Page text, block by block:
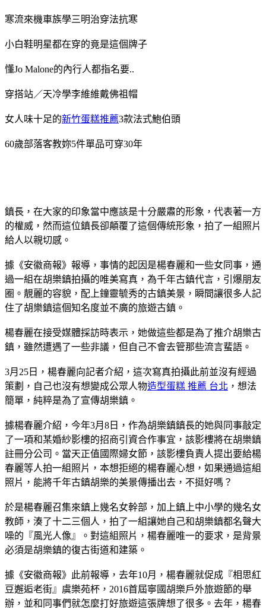
寒流來機車族學三明治穿法抗寒
小白鞋明星都在穿的竟是這個牌子
懂Jo Malone的內行人都指名要..
穿搭站／天冷學李維維戴佛祖帽
女人味十足的新竹蛋糕推薦3款法式鮑伯頭
60歲部落客教妳5件單品可穿30年
鎮長，在大家的印象當中應該是十分嚴肅的形象，代表著一方
的權威，然而這位鎮長卻顛覆了這個傳統形象，拍了一組照片
給人以親切感。
據《安徽商報》報導，事情的起因是楊春麗和一些女同事，通
過一組在胡樂鎮拍攝的唯美寫真，為千年古鎮代言，引爆朋友
圈。靚麗的容貌，配上鐘靈毓秀的古鎮美景，瞬間讓很多人記
住了胡樂鎮這個知名度並不廣的旅遊古鎮。
楊春麗在接受媒體採訪時表示，她做這些都是為了推介胡樂古
鎮，雖然遭遇了一些非議，但自己不會去管那些流言蜚語。
3月25日，楊春麗向記者介紹，這次寫真拍攝此前並沒有經過
策劃，自己也沒有想變成公眾人物造型蛋糕 推薦 台北 ，想法
簡單，純粹是為了宣傳胡樂鎮。
據楊春麗介紹，今年3月8日，作為胡樂鎮鎮長的她與同事敲定
了一項和某婚紗影樓的招商引資合作事宜，該影樓將在胡樂鎮
註冊分公司。當天正值國際婦女節，該影樓負責人提出要給楊
春麗等人拍一組照片，本想拒絕的楊春麗心想，如果通過這組
照片，能將千年古鎮胡樂的美景傳播出去，不挺好嗎？
於是楊春麗召集來鎮上幾名女幹部，加上鎮上中小學的幾名女
教師，湊了十二三個人，拍了一組讓她自己和胡樂鎮都名聲大
噪的『風光人像』。對這組照片，楊春麗唯一的要求，是背景
必須是胡樂鎮的復古街道和建築。
據《安徽商報》此前報導，去年10月，楊春麗就促成『相思紅
豆邂逅老街』虞樂苑杯，2016首屆寧國胡樂戶外旅遊節的舉
辦，並和同事們就怎麼打好旅遊這張牌想了很多。去年，楊春